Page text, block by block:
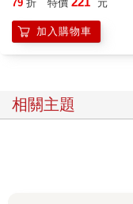
的心。當然，這就是證
在愛心裡。他離開地球
標誌，而我就是在那裡
79 折 特價 元
加入購物車
相關主題